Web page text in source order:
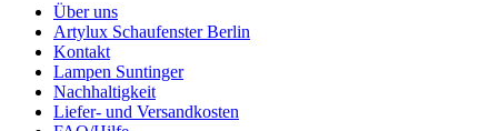
Über uns
Artylux Schaufenster Berlin
Kontakt
Lampen Suntinger
Nachhaltigkeit
Liefer- und Versandkosten